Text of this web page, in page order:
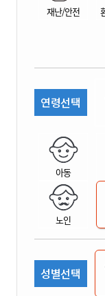
재난/안전
연령선택
아동
노인
성별선택